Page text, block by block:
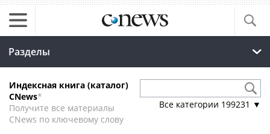
Разделы
Индексная книга (каталог)
CNews*
Получите все материалы
CNews по ключевому слову
Все категории 199231 ▼